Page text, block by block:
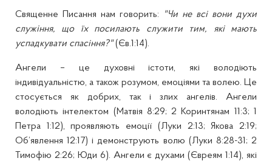
Священне Писання нам говорить:
"Чи не всi вони духи
слу­жін­ня, що їх посилають служити тим, якi мають
успадкувати спа­сiння?"(Єв.1:14).
Ангели – це духовні істоти, які володіють
індивідуальністю, а також розумом, емоціями та волею. Це
стосується як добрих, так і злих ангелів. Ангели
володіють інтелектом (Матвія 8:29; 2 Коринтянам 11:3; 1
Петра 1:12), проявляють емоції (Луки 2:13; Якова 2:19;
Об’явлення 12:17) і демонструють волю (Луки 8:28-31; 2
Тимофію 2:26; Юди 6). Ангели є духами (Євреям 1:14), які